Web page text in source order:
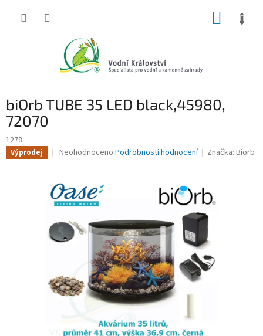
biOrb TUBE 35 LED black,45980,
72070
1278
Výprodej
Průměrné
je
0,0
z
hvězdiček.
Neohodnoceno Podrobnosti hodnocení Značka:Biorb